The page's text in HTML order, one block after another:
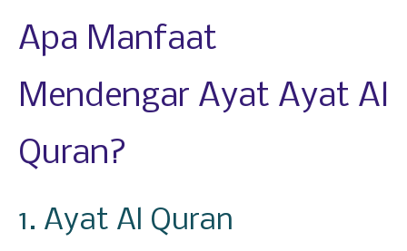
Apa Manfaat
Mendengar Ayat Ayat Al
Quran?
1. Ayat Al Quran